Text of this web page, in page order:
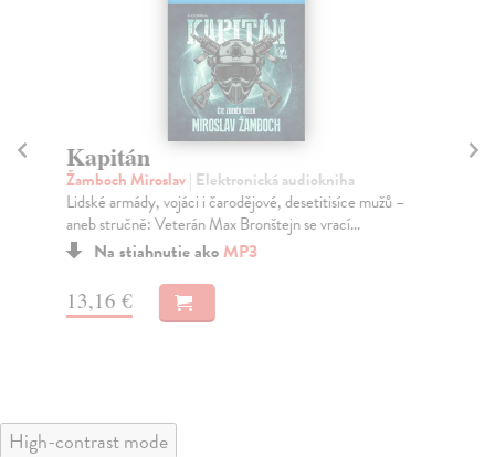
Kapitán
Žamboch Miroslav| Elektronická audiokniha
Lidské armády, vojáci i čarodějové, desetitisíce mužů –
aneb stručně: Veterán Max Bronštejn se vrací...
Na stiahnutie akoMP3
13,16 €
High-contrast mode